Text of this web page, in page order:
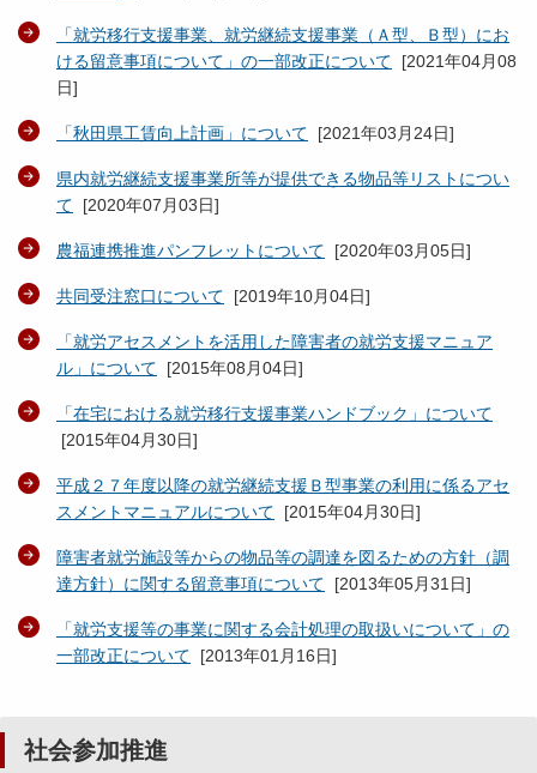
「就労移行支援事業、就労継続支援事業（Ａ型、Ｂ型）にお
ける留意事項について」の一部改正について [2021年04月08
日]
「秋田県工賃向上計画」について [2021年03月24日]
県内就労継続支援事業所等が提供できる物品等リストについ
て [2020年07月03日]
農福連携推進パンフレットについて [2020年03月05日]
共同受注窓口について [2019年10月04日]
「就労アセスメントを活用した障害者の就労支援マニュア
ル」について [2015年08月04日]
「在宅における就労移行支援事業ハンドブック」について
[2015年04月30日]
平成２７年度以降の就労継続支援Ｂ型事業の利用に係るアセ
スメントマニュアルについて [2015年04月30日]
障害者就労施設等からの物品等の調達を図るための方針（調
達方針）に関する留意事項について [2013年05月31日]
「就労支援等の事業に関する会計処理の取扱いについて」の
一部改正について [2013年01月16日]
社会参加推進